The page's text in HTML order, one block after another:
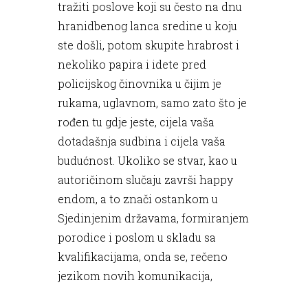
tražiti poslove koji su često na dnu
hranidbenog lanca sredine u koju
ste došli, potom skupite hrabrost i
nekoliko papira i idete pred
policijskog činovnika u čijim je
rukama, uglavnom, samo zato što je
rođen tu gdje jeste, cijela vaša
dotadašnja sudbina i cijela vaša
budućnost. Ukoliko se stvar, kao u
autoričinom slučaju završi happy
endom, a to znači ostankom u
Sjedinjenim državama, formiranjem
porodice i poslom u skladu sa
kvalifikacijama, onda se, rečeno
jezikom novih komunikacija,